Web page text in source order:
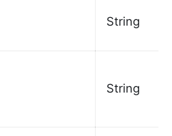
String
String